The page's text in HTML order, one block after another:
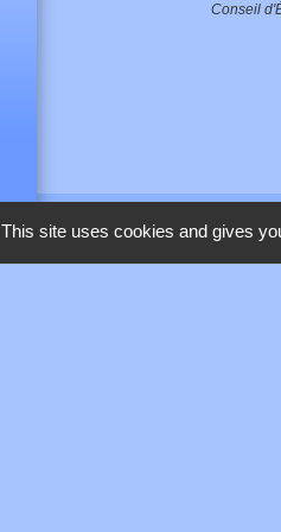
Conseil
This site uses cookies and gives